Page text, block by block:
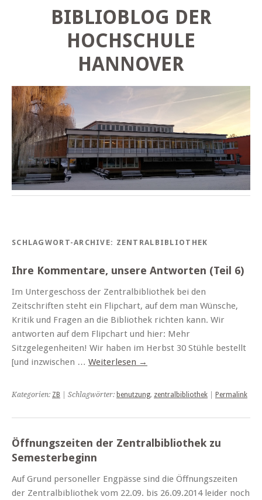
BIBLIOBLOG DER
HOCHSCHULE
HANNOVER
SCHLAGWORT-ARCHIVE: ZENTRALBIBLIOTHEK
Ihre Kommentare, unsere Antworten (Teil 6)
Im Untergeschoss der Zentralbibliothek bei den
Zeitschriften steht ein Flipchart, auf dem man Wünsche,
Kritik und Fragen an die Bibliothek richten kann. Wir
antworten auf dem Flipchart und hier: Mehr
Sitzgelegenheiten! Wir haben im Herbst 30 Stühle bestellt
[und inzwischen … Weiterlesen →
Kategorien: ZB | Schlagwörter: benutzung, zentralbibliothek Permalink
Öffnungszeiten der Zentralbibliothek zu
Semesterbeginn
Auf Grund personeller Engpässe sind die Öffnungszeiten
der Zentralbibliothek vom 22.09. bis 26.09.2014 leider noch